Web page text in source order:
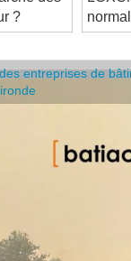
des
?
entreprises de